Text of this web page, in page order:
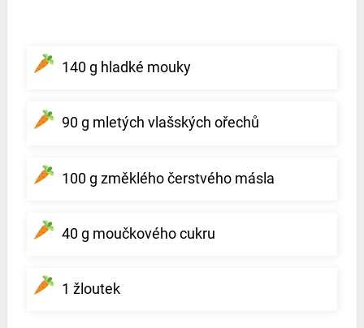
140 g hladké mouky
90 g mletých vlašských ořechů
100 g změklého čerstvého másla
40 g moučkového cukru
1 žloutek